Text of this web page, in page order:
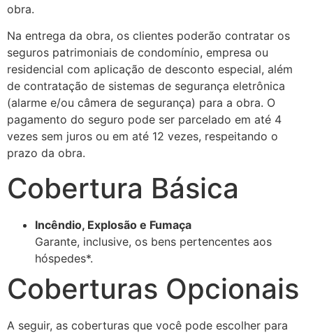
obra.
Na entrega da obra, os clientes poderão contratar os
seguros patrimoniais de condomínio, empresa ou
residencial com aplicação de desconto especial, além
de contratação de sistemas de segurança eletrônica
(alarme e/ou câmera de segurança) para a obra. O
pagamento do seguro pode ser parcelado em até 4
vezes sem juros ou em até 12 vezes, respeitando o
prazo da obra.
Cobertura Básica
Incêndio, Explosão e Fumaça
Garante, inclusive, os bens pertencentes aos
hóspedes*.
Coberturas Opcionais
A seguir, as coberturas que você pode escolher para